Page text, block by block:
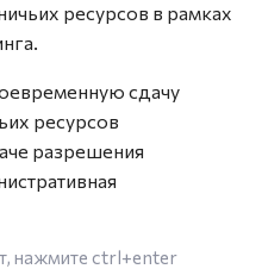
ресурсов в рамках
сдачу
ресурсов
разрешения
нажмите ctrl+enter